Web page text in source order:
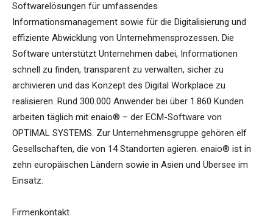
Softwarelösungen für umfassendes
Informationsmanagement sowie für die Digitalisierung und
effiziente Abwicklung von Unternehmensprozessen. Die
Software unterstützt Unternehmen dabei, Informationen
schnell zu finden, transparent zu verwalten, sicher zu
archivieren und das Konzept des Digital Workplace zu
realisieren. Rund 300.000 Anwender bei über 1.860 Kunden
arbeiten täglich mit enaio® – der ECM-Software von
OPTIMAL SYSTEMS. Zur Unternehmensgruppe gehören elf
Gesellschaften, die von 14 Standorten agieren. enaio® ist in
zehn europäischen Ländern sowie in Asien und Übersee im
Einsatz.
Firmenkontakt